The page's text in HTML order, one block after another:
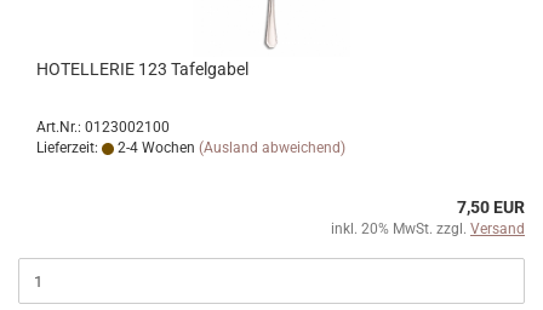
HOTELLERIE 123 Tafelgabel
Art.Nr.: 0123002100
Lieferzeit:
2-4 Wochen (Ausland abweichend)
7,50 EUR
inkl. 20% MwSt. zzgl. Versand